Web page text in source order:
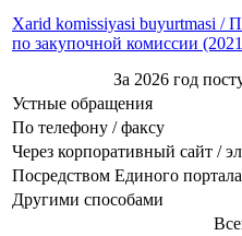
Xarid komissiyasi buyurtmasi /
по закупочной комиссии
За 2026 год
Устные обращения
По телефону / факсу
Через корпоративный сайт /
Посредством Единого
Другими способами